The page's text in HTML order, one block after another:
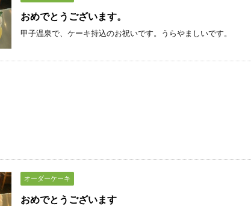
おめでとうございます。
甲子温泉で、ケーキ持込のお祝いです。うらやましいです。
オーダーケーキ
おめでとうございます